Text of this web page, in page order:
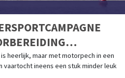
VEILIG HET
heerlijk, maar met motorpech in een
vaartocht ineens een stuk minder leuk